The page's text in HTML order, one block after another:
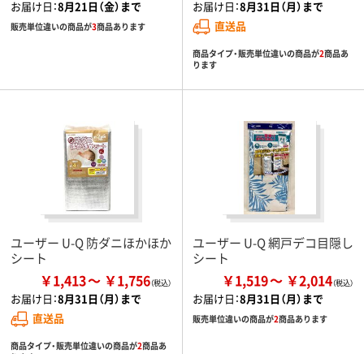
お届け日：8月21日（金）まで
販売単位違いの商品が3商品あります
お届け日：8月31日（月）まで
直送品
商品タイプ・販売単位違いの商品が2商品あ
ります
ユーザー U-Q 防ダニほかほか
シート
￥1,413 ￥1,756
お届け日：8月31日（月）まで
直送品
商品タイプ・販売単位違いの商品が2商品あ
ユーザー U-Q 網戸デコ目隠し
シート
￥1,519 ￥2,014
お届け日：8月31日（月）まで
販売単位違いの商品が2商品あります